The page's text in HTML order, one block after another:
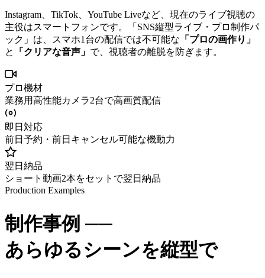
Instagram、TikTok、YouTube Liveなど、現在のライブ視聴の
主役はスマートフォンです。「SNS縦型ライブ・プロ制作パ
ック」は、スマホ1台の配信では不可能な 「プロの画作り」
と
「クリアな音声」 で、視聴者の離脱を防ぎます。
プロ機材
業務用高性能カメラ2台で高画質配信
即日対応
前日予約・前日キャンセル可能な機動力
翌日納品
ショート動画2本をセットで翌日納品
Production Examples
制作事例 ──
あらゆるシーンを縦型で